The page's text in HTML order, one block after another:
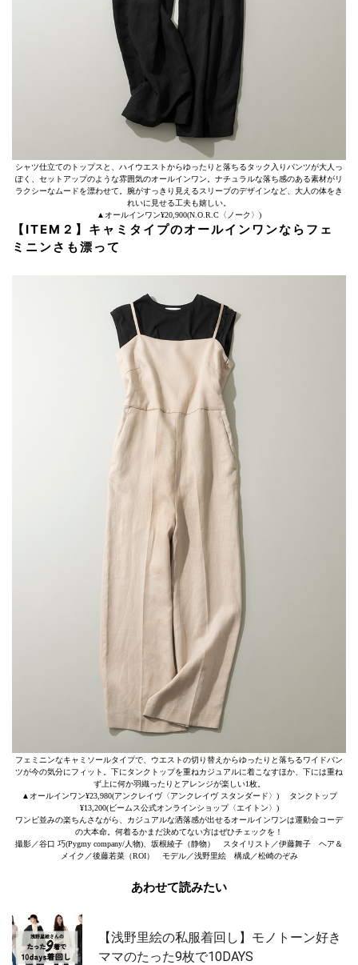
シャツ仕立てのトップスと、ハイウエストからゆったりと落ちるタック入りパンツが大人っ
ぽく、セットアップのような雰囲気のオールインワン。ナチュラルな落ち感のある素材がリ
ラクシーなムードを漂わせて。腕がすっきり見えるスリーブのデザインなど、大人の体をき
れいに見せる工夫も嬉しい。
▲オールインワン¥20,900(N.O.R.C〈ノーク〉)
【ITEM２】キャミタイプのオールインワンならフェ
ミニンさも漂って
フェミニンなキャミソールタイプで、ウエストの切り替えからゆったりと落ちるワイドパン
ツが今の気分にフィット。下にタンクトップを重ねカジュアルに着こなすほか、下には重ね
ず上に何か羽織ったりとアレンジが楽しい1枚。
▲オールインワン¥23,980(アンクレイヴ〈アンクレイヴ スタンダード〉) タンクトップ
¥13,200(ビームス公式オンラインショップ〈エイトン〉)
ワンピ並みの楽ちんさながら、カジュアルな洒落感が出せるオールインワンは運動会コーデ
の大本命。何着るかまだ決めてない方はぜひチェックを！
撮影／谷口 巧(Pygmy company/人物)、坂根綾子（静物） スタイリスト／伊藤舞子 ヘア＆
メイク／後藤若菜（ROI） モデル／浅野里絵 構成／松崎のぞみ
あわせて読みたい
【浅野里絵の私服着回し】モノトーン好き
ママのたった9枚で10DAYS